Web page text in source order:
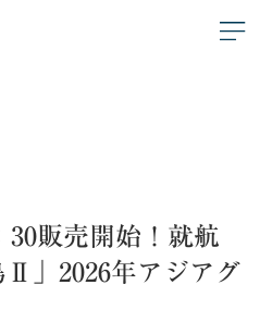
30販売開始！就航
Ⅱ」2026年アジアグ